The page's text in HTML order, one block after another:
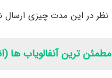
این مدت چیزی ارسال